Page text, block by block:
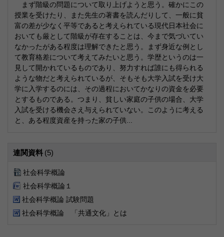
まず階級の問題について取り上げようと思う。確かにこの
授業を受けたり、また先生の著書を読んだりして、一般に貧
富の差が少なく平等であると考えられている現代日本社会に
おいても厳として階級が存在することは、今まで気づいてい
なかったがある程度は理解できたと思う。まず身近な例とし
て教育格差について考えてみたいと思う。学歴というのは一
見して開かれているものであり、努力すれば誰にも得られる
ような物だと考えられているが、そもそも大学入試を受け大
学に入学するのには、その過程においてかなりの資金を必要
とするものである。つまり、貧しい家庭の子供の場合、大学
入試を受ける機会さえ与えられていない。このように考える
と、ある程度資産を持った家の子供...
連関資料 (5)
社会科学概論
社会科学概論１
社会科学概論 試験問題
社会科学概論 「共通文化」とは